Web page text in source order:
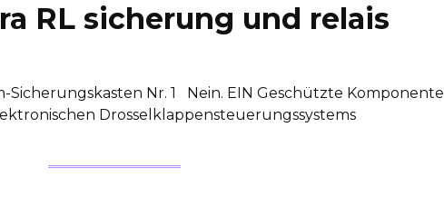
RL sicherung und relais
Sicherungskasten Nr. 1 Nein. EIN Geschützte Komponente
Drosselklappensteuerungssystems